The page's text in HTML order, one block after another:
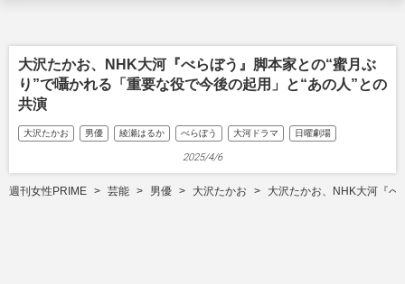
大沢たかお、NHK大河『べらぼう』脚本家との“蜜月ぶ
り”で囁かれる「重要な役で今後の起用」と“あの人”との
共演
大沢たかお 男優 綾瀬はるか べらぼう 大河ドラマ 日曜劇場
2025/4/6
週刊女性PRIME 芸能 男優 大沢たかお 大沢たかお、NHK大河『べ